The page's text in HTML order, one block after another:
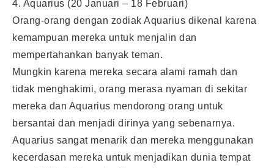
4. Aquarius (20 Januari – 18 Februari)
Orang-orang dengan zodiak Aquarius dikenal karena
kemampuan mereka untuk menjalin dan
mempertahankan banyak teman.
Mungkin karena mereka secara alami ramah dan
tidak menghakimi, orang merasa nyaman di sekitar
mereka dan Aquarius mendorong orang untuk
bersantai dan menjadi dirinya yang sebenarnya.
Aquarius sangat menarik dan mereka menggunakan
kecerdasan mereka untuk menjadikan dunia tempat